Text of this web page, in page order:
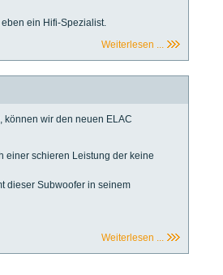
ein Hifi-Spezialist.
Weiterlesen ...
können wir den neuen ELAC
einer schieren Leistung der keine
dieser Subwoofer in seinem
Weiterlesen ...